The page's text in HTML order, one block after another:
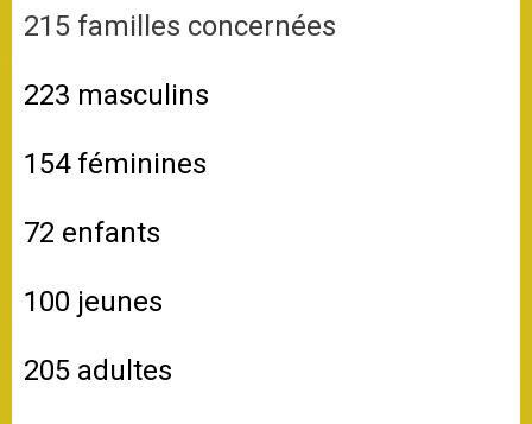
215 familles concernées
223 masculins
154 féminines
72 enfants
100 jeunes
205 adultes